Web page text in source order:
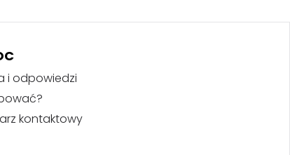
i odpowiedzi
kontaktowy